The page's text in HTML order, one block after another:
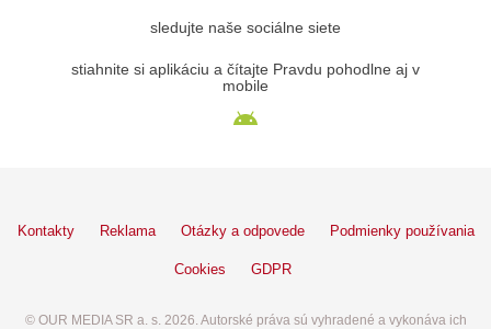
sledujte naše sociálne siete
stiahnite si aplikáciu a čítajte Pravdu pohodlne aj v
mobile
Kontakty Reklama Otázky a odpovede Podmienky používania
Cookies GDPR
© OUR MEDIA SR a. s. 2026. Autorské práva sú vyhradené a vykonáva ich